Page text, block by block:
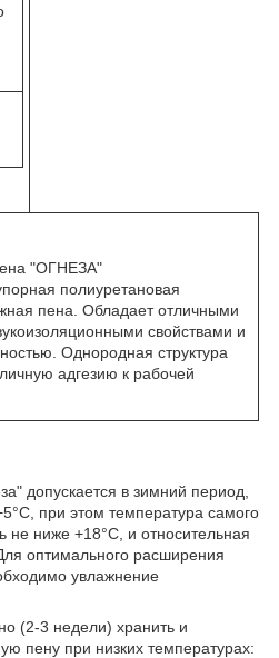
"ОГНЕЗА"
полиуретановая
пена. Обладает отличными
свойствами и
Однородная структура
адгезию к рабочей
допускается в зимний период,
при этом температура самого
не ниже +18°С, и относительная
оптимального расширения
увлажнение
(2-3 недели) хранить и
пену при низких температурах: